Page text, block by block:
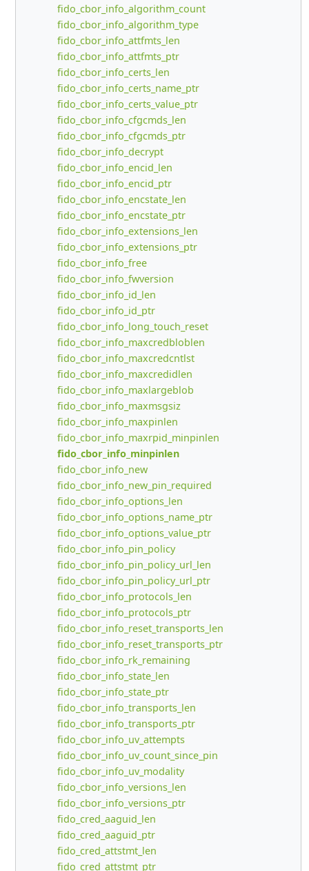
fido_cbor_info_algorithm_count
fido_cbor_info_algorithm_type
fido_cbor_info_attfmts_len
fido_cbor_info_attfmts_ptr
fido_cbor_info_certs_len
fido_cbor_info_certs_name_ptr
fido_cbor_info_certs_value_ptr
fido_cbor_info_cfgcmds_len
fido_cbor_info_cfgcmds_ptr
fido_cbor_info_decrypt
fido_cbor_info_encid_len
fido_cbor_info_encid_ptr
fido_cbor_info_encstate_len
fido_cbor_info_encstate_ptr
fido_cbor_info_extensions_len
fido_cbor_info_extensions_ptr
fido_cbor_info_free
fido_cbor_info_fwversion
fido_cbor_info_id_len
fido_cbor_info_id_ptr
fido_cbor_info_long_touch_reset
fido_cbor_info_maxcredbloblen
fido_cbor_info_maxcredcntlst
fido_cbor_info_maxcredidlen
fido_cbor_info_maxlargeblob
fido_cbor_info_maxmsgsiz
fido_cbor_info_maxpinlen
fido_cbor_info_maxrpid_minpinlen
fido_cbor_info_minpinlen
fido_cbor_info_new
fido_cbor_info_new_pin_required
fido_cbor_info_options_len
fido_cbor_info_options_name_ptr
fido_cbor_info_options_value_ptr
fido_cbor_info_pin_policy
fido_cbor_info_pin_policy_url_len
fido_cbor_info_pin_policy_url_ptr
fido_cbor_info_protocols_len
fido_cbor_info_protocols_ptr
fido_cbor_info_reset_transports_len
fido_cbor_info_reset_transports_ptr
fido_cbor_info_rk_remaining
fido_cbor_info_state_len
fido_cbor_info_state_ptr
fido_cbor_info_transports_len
fido_cbor_info_transports_ptr
fido_cbor_info_uv_attempts
fido_cbor_info_uv_count_since_pin
fido_cbor_info_uv_modality
fido_cbor_info_versions_len
fido_cbor_info_versions_ptr
fido_cred_aaguid_len
fido_cred_aaguid_ptr
fido_cred_attstmt_len
fido_cred_attstmt_ptr